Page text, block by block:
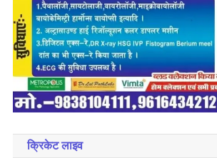
क्रिकेट लाइव